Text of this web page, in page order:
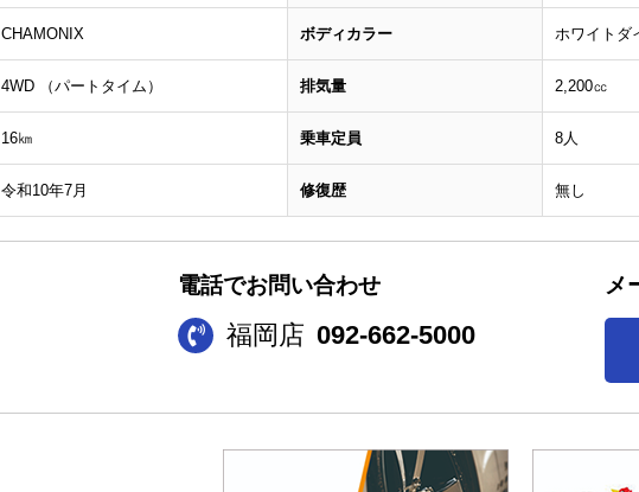
CHAMONIX ボディカラー ホワイトダ
4WD （パートタイム） 排気量 2,200㏄
16㎞ 乗車定員 8人
令和10年7月 修復歴 無し
電話でお問い合わせ
福岡店 092-662-5000
メ